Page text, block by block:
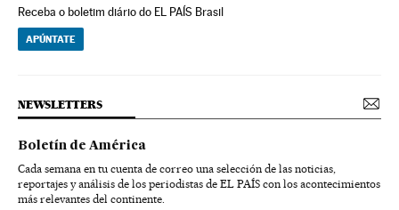
Receba o boletim diário do EL PAÍS Brasil
APÚNTATE
NEWSLETTERS
Boletín de América
Cada semana en tu cuenta de correo una selección de las noticias,
reportajes y análisis de los periodistas de EL PAÍS con los acontecimientos
más relevantes del continente.